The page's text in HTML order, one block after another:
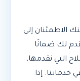
الاطمئنان إلى
لك ضمانًا
التي نقدمها،
إذا